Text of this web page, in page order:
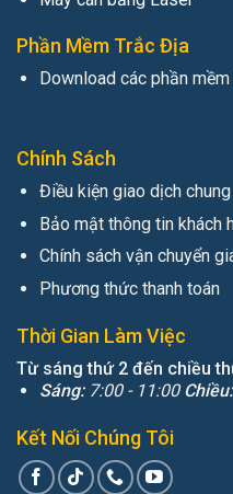
Phần Mềm Trắc Địa
Download các phần
Chính Sách
Điều kiện giao dịch chung
Bảo mật thông tin khách
Chính sách vận chuyển
Phương thức thanh toán
Thời Gian Làm Việc
Từ sáng thứ 2 đến chiều
Sáng: 7:00 - 11:00 Chiều:
Kết Nối Chúng Tôi